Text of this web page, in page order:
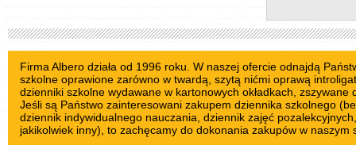
Firma Albero działa od 1996 roku. W naszej ofercie odnajdą
szkolne oprawione zarówno w twardą, szytą nićmi oprawą
dzienniki szkolne wydawane w kartonowych okładkach, zszywane
Jeśli są Państwo zainteresowani zakupem dziennika szkolnego
dziennik indywidualnego nauczania, dziennik zajęć
jakikolwiek inny), to zachęcamy do dokonania zakupów w naszym